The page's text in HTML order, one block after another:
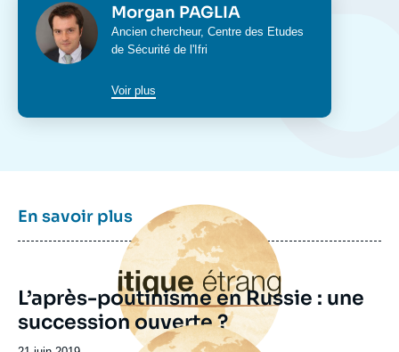
Photo Morgan PAGLIA
Intitulé
du
Ancien chercheur, Centre des Etudes
de Sécurité de l'Ifri
Voir plus
En savoir plusImage
principale
L’après-poutinisme en Russie : une
succession ouverte ?
Image
principale